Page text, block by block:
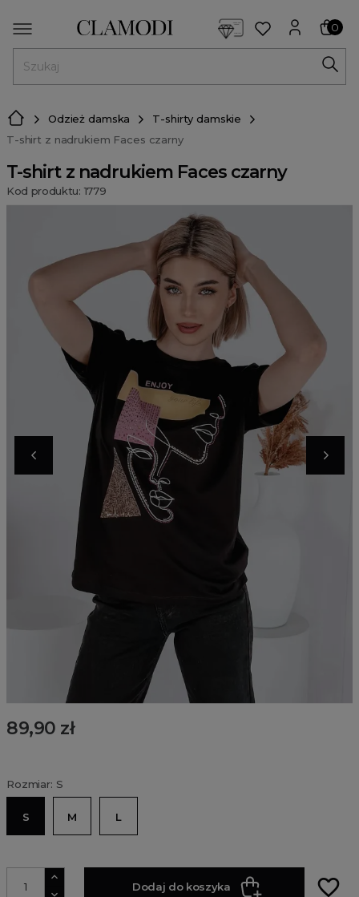
0
Odzież damska
T-shirty damskie
T-shirt z nadrukiem Faces czarny
T-shirt z nadrukiem Faces czarny
Kod produktu: 1779
89,90 zł
Rozmiar: S
S M L
Dodaj do koszyka favorite_border